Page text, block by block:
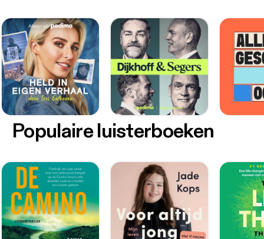
Populaire luisterboeken